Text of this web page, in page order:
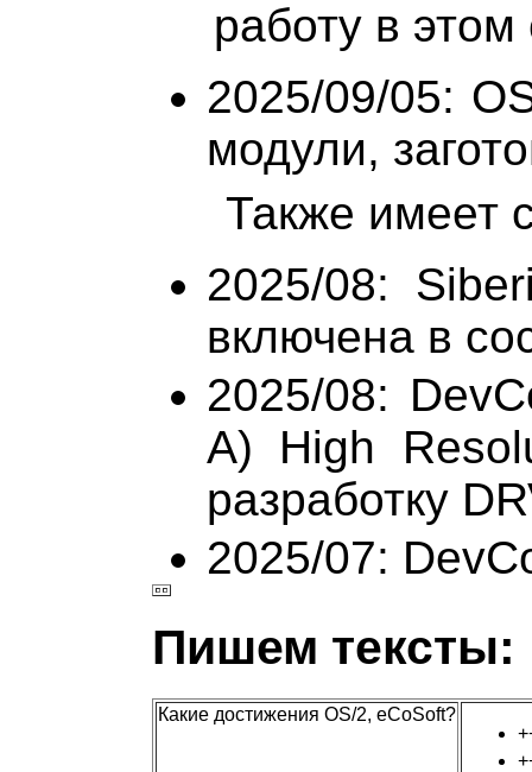
работу в
2025/09/05:
модули,
Также имеет
2025/08:
включена в
2025/08:
A) High
разработку
2025/07:
Пишем тексты:
Какие достижения OS/2, eCoSoft?